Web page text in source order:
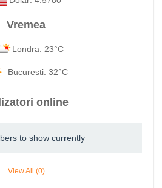
Vremea
Londra: 23°C
Bucuresti: 32°C
online
to show currently
View All (0)